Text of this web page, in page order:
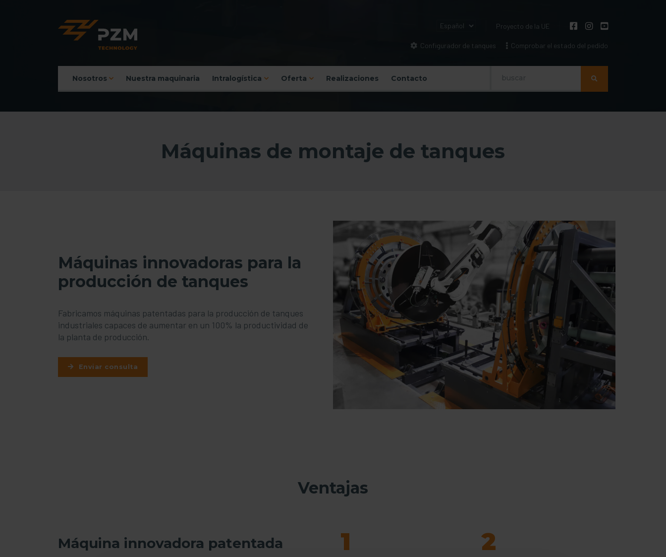
Proyecto de la UE
Configurador de tanques Comprobar el estado del pedido
Menú principal
Nosotros Nuestra maquinaria Intralogística Oferta Realizaciones Contacto
Máquinas de montaje de tanques
Máquinas innovadoras para la
producción de tanques
Fabricamos máquinas patentadas para la producción de tanques
industriales capaces de aumentar en un 100% la productividad de
la planta de producción.
Enviar consulta
Ventajas
Máquina innovadora patentada 1 2